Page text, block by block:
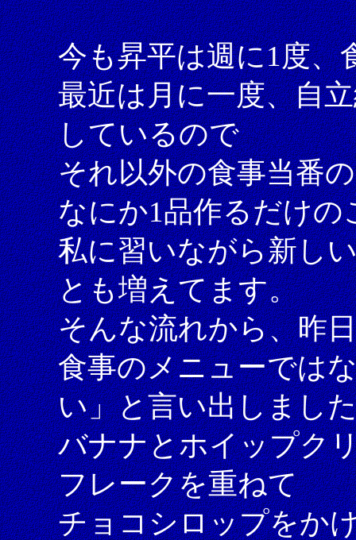
今も昇平は週に1度、
最近は月に一度、自
しているので
それ以外の食事当番
なにか1品作るだけ
私に習いながら新し
とも増えてます。
そんな流れから、昨
食事のメニューでは
い」と言い出しまし
バナナとホイップク
フレークを重ねて
チョコシロップをか